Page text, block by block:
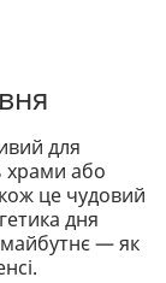
для
храми або
це чудовий
дня
— як